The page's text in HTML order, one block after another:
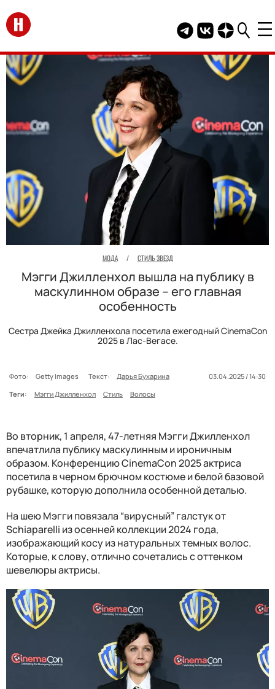
Перейти на главную
Telegram канал
Группа HELLO
Канал
МОДА / СТИЛЬ ЗВЕЗД
Мэгги Джилленхол вышла на публику в
маскулинном образе – его главная
особенность
Сестра Джейка Джилленхола посетила ежегодный CinemaCon
2025 в Лас-Вегасе.
Фото: Getty Images Текст: Дарья Бухарина
03.04.2025 / 14:30
Теги:
Мэгги Джилленхол Стиль Волосы
Во вторник, 1 апреля, 47-летняя Мэгги Джилленхол
впечатлила публику маскулинным и ироничным
образом. Конференцию CinemaCon 2025 актриса
посетила в черном брючном костюме и белой базовой
рубашке, которую дополнила особенной деталью.
На шею Мэгги повязала “вирусный” галстук от
Schiaparelli из осенней коллекции 2024 года,
изображающий косу из натуральных темных волос.
Которые, к слову, отлично сочетались с оттенком
шевелюры актрисы.